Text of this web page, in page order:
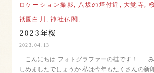
ロケーション撮影, 八坂の塔付近, 大覚寺,
祇園白川, 神社仏閣,
2023年桜
2023.04.13
こんにちは フォトグラファーの桂です！ み
しめましたでしょうか 私は今年もたくさんの新